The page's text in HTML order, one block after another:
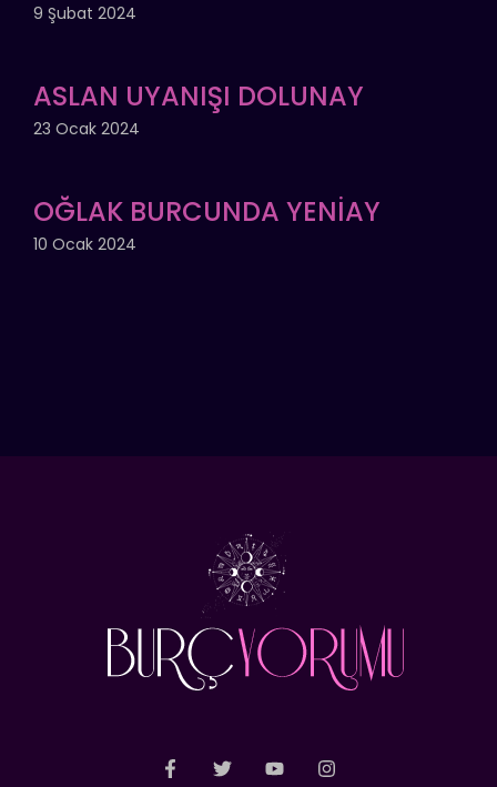
9 Şubat 2024
ASLAN UYANIŞI DOLUNAY
23 Ocak 2024
OĞLAK BURCUNDA YENİAY
10 Ocak 2024